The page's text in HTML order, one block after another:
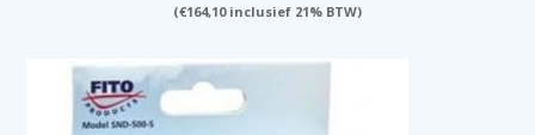
(€164,10inclusief 21% BTW)